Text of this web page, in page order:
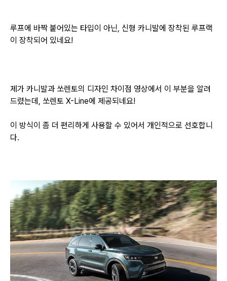
루프에 바짝 붙어있는 타입이 아닌, 신형 카니발에 장착된 루프랙
이 장착되어 있네요!
제가 카니발과 쏘렌토의 디자인 차이점 영상에서 이 부분을 알려
드렸는데, 쏘렌토 X-Line에 제공되네요!
이 방식이 좀 더 편리하게 사용할 수 있어서 개인적으로 선호합니
다.